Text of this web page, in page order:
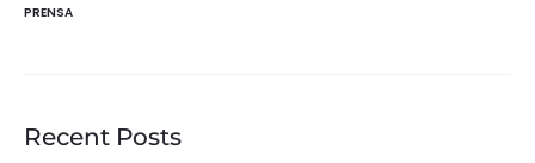
PRENSA
Recent Posts